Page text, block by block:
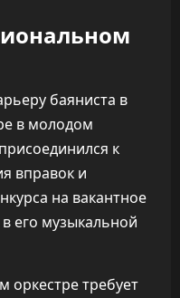
баяниста в
в молодом
к
вправок и
на вакантное
его музыкальной
оркестре требует